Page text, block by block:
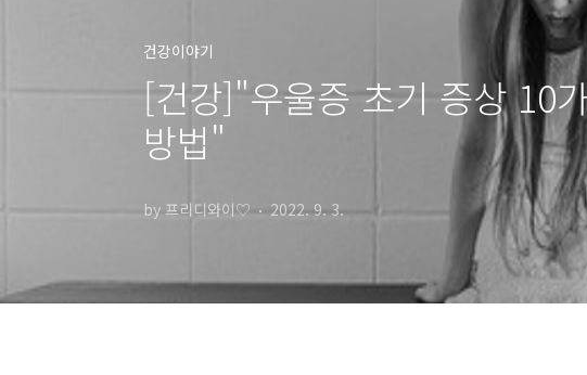
건강이야기
[건강]"우울증 초기 증상 10
방법"
by 프리디와이♡ 2022. 9. 3.